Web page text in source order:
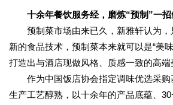
十余年餐饮服务经，磨炼“预制”一招
预制菜市场由来已久，新雅轩认为
新的食品技术，预制菜本来就可以是“美
打造出与酒店现做风格、质感一致的高端
作为中国饭店协会指定调味优选采
生产工艺醇熟，以十余年的产品底蕴、